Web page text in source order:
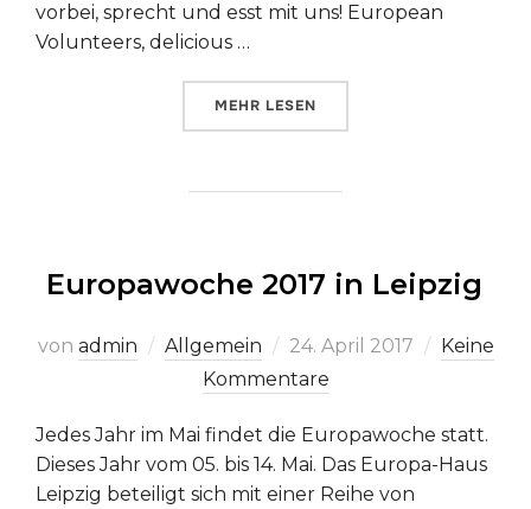
vorbei, sprecht und esst mit uns! European
Volunteers, delicious …
MEHR ÜBER „EUROPATAG 2017 –
LESEN
Europawoche 2017 in Leipzig
von admin Allgemein
Veröffentlicht
am
24. April 2017
Keine
Kommentare
Jedes Jahr im Mai findet die Europawoche statt.
Dieses Jahr vom 05. bis 14. Mai. Das Europa-Haus
Leipzig beteiligt sich mit einer Reihe von